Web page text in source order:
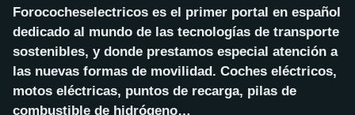
Forococheselectricos es el primer portal en español
dedicado al mundo de las tecnologías de transporte
sostenibles, y donde prestamos especial atención a
las nuevas formas de movilidad. Coches eléctricos,
motos eléctricas, puntos de recarga, pilas de
combustible de hidrógeno…